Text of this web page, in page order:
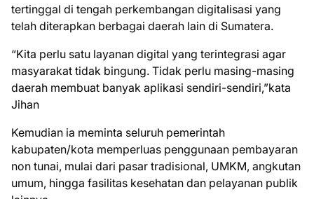
tertinggal di tengah perkembangan digitalisasi yang
telah diterapkan berbagai daerah lain di Sumatera.
“Kita perlu satu layanan digital yang terintegrasi agar
masyarakat tidak bingung. Tidak perlu masing-masing
daerah membuat banyak aplikasi sendiri-sendiri,”kata
Jihan
Kemudian ia meminta seluruh pemerintah
kabupaten/kota memperluas penggunaan pembayaran
non tunai, mulai dari pasar tradisional, UMKM, angkutan
umum, hingga fasilitas kesehatan dan pelayanan publik